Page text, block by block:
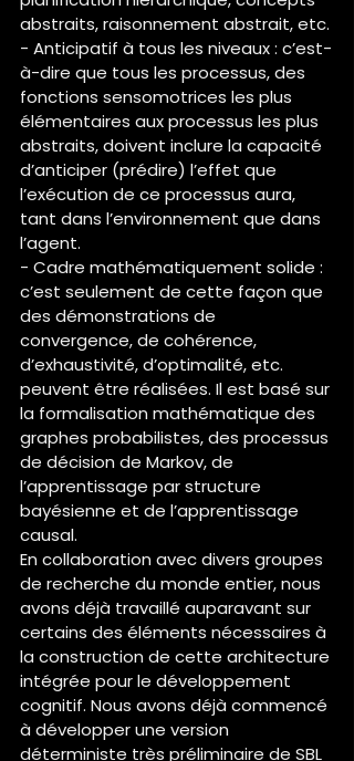
abstraits, raisonnement abstrait, etc.
- Anticipatif à tous les niveaux : c’est-
à-dire que tous les processus, des
fonctions sensomotrices les plus
élémentaires aux processus les plus
abstraits, doivent inclure la capacité
d’anticiper (prédire) l’effet que
l’exécution de ce processus aura,
tant dans l’environnement que dans
l’agent.
- Cadre mathématiquement solide :
c’est seulement de cette façon que
des démonstrations de
convergence, de cohérence,
d’exhaustivité, d’optimalité, etc.
peuvent être réalisées. Il est basé sur
la formalisation mathématique des
graphes probabilistes, des processus
de décision de Markov, de
l’apprentissage par structure
bayésienne et de l’apprentissage
causal.
En collaboration avec divers groupes
de recherche du monde entier, nous
avons déjà travaillé auparavant sur
certains des éléments nécessaires à
la construction de cette architecture
intégrée pour le développement
cognitif. Nous avons déjà commencé
à développer une version
déterministe très préliminaire de SBL